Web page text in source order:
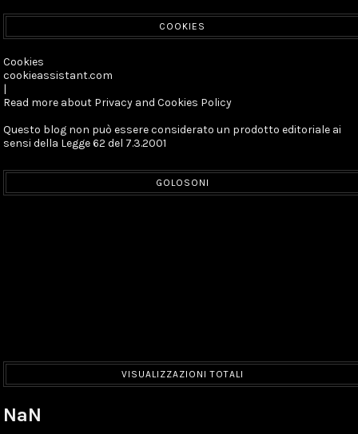
COOKIES
Cookies
cookieassistant.com
|
Read more about Privacy and Cookies Policy
Questo blog non può essere considerato un prodotto editoriale ai
sensi della Legge 62 del 7.3.2001
GOLOSONI
VISUALIZZAZIONI TOTALI
NaN